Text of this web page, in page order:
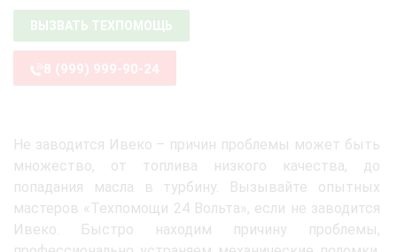
ВЫЗВАТЬ ТЕХПОМОЩЬ
8 (999) 999-90-24
Не заводится Ивеко – причин проблемы может быть
множество, от топлива низкого качества, до
попадания масла в турбину. Вызывайте опытных
мастеров «Техпомощи 24 Вольта», если не заводится
Ивеко. Быстро находим причину проблемы,